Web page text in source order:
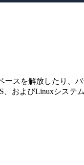
スを解放したり、
およびLinuxシステ